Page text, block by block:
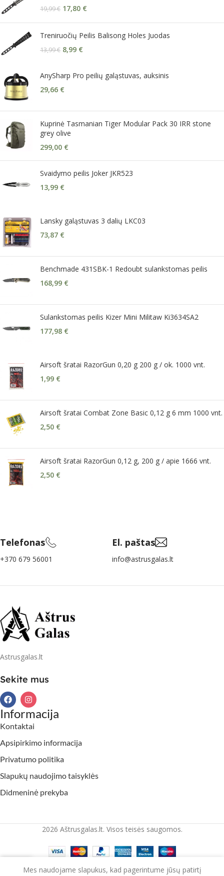
19,99€ 17,80 €
Treniruočių Peilis Balisong Holes Juodas
13,99€ 8,99 €
AnySharp Pro peilių galąstuvas, auksinis
29,66 €
Kuprinė Tasmanian Tiger Modular Pack 30 IRR stone
grey olive
299,00 €
Svaidymo peilis Joker JKR523
13,99 €
Lansky galąstuvas 3 dalių LKC03
73,87 €
Benchmade 431SBK-1 Redoubt sulankstomas peilis
168,99 €
Sulankstomas peilis Kizer Mini Militaw Ki3634SA2
177,98 €
Airsoft šratai RazorGun 0,20 g 200 g / ok. 1000 vnt.
1,99 €
Airsoft šratai Combat Zone Basic 0,12 g 6 mm 1000 vnt.
2,50 €
Airsoft šratai RazorGun 0,12 g, 200 g / apie 1666 vnt.
2,50 €
Telefonas
+370 679 56001
El. paštas
info@astrusgalas.lt
Astrusgalas.lt
Sekite mus
Informacija
Kontaktai
Apsipirkimo informacija
Privatumo politika
Slapukų naudojimo taisyklės
Didmeninė prekyba
2026 Aštrusgalas.lt. Visos teisės saugomos.
Mes naudojame slapukus, kad pagerintume jūsų patirtį